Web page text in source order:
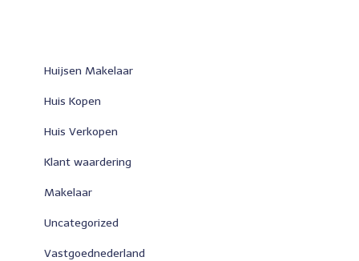
Huijsen Makelaar
Huis Kopen
Huis Verkopen
Klant waardering
Makelaar
Uncategorized
Vastgoednederland